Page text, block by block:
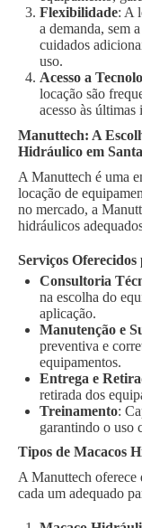
Flexibilidade: A
a demanda, sem
cuidados
uso.
Acesso a
locação são
acesso às
Manuttech: A
Hidráulico em
A Manuttech é uma
locação de
no mercado, a
hidráulicos
Serviços
Consultoria
na escolha do
aplicação.
Manutenção e
preventiva e
equipamentos.
Entrega e
retirada dos
Treinamento:
garantindo o uso
Tipos de Macacos
A Manuttech oferece
cada um adequado